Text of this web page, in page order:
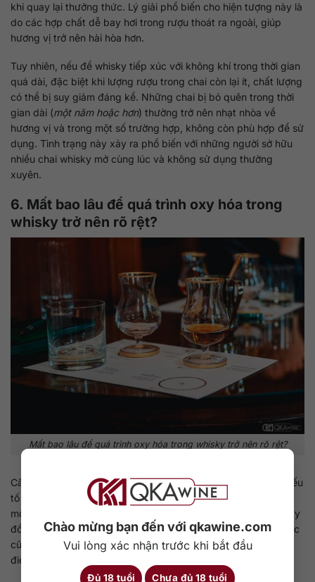
Chào mừng bạn đến với qkawine.com
Vui lòng xác nhận trước khi bắt đầu
Đủ 18 tuổi Chưa đủ 18 tuổi
khi quay lại thưởng thức. Lý giải phổ biến cho hiện tượng này là
do các hợp chất dễ bay hơi trong rượu thoát ra ngoài, giúp
hương vị trở nên hài hòa hơn.
Tuy nhiên, nếu để whisky tiếp xúc với không khí trong thời gian
quá dài, đặc biệt khi lượng rượu trong chai còn lại ít, chất lượng
có thể bị suy giảm đáng kể. Những chai bị bỏ quên trong thời
gian dài (một năm hoặc hơn) thường trở nên nhạt nhòa về
hương vị và trong một số trường hợp, không còn phù hợp để sử
dụng. Tình trạng này xảy ra phổ biến với những người sở hữu
nhiều chai whisky mở cùng lúc và không sử dụng thường
xuyên.
6. Mất bao lâu để quá trình oxy hóa trong
whisky trở nên rõ rệt?
Mất bao lâu để quá trình oxy hóa trong whisky trở nên rõ rệt?
Câu hỏi này không hề dễ trả lời, bởi nó phụ thuộc vào nhiều yếu
tố và mang tính chủ quan cao. Trước hết, khái niệm “
một cảm nhận cá nhân, người uống A có thể nhận thấy sự thay
đổi trong whisky mà người uống B hoàn toàn không để ý. Hoặc
cũng có thể, người B cảm nhận được nhưng không xem đó là
điều đáng bận tâm.